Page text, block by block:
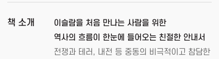
책 소개
이슬람을 처음 만나는 사람을 위한
역사의 흐름이 한눈에 들어오는 친절한 안내서
전쟁과 테러, 내전 등 중동의 비극적이고 참담한